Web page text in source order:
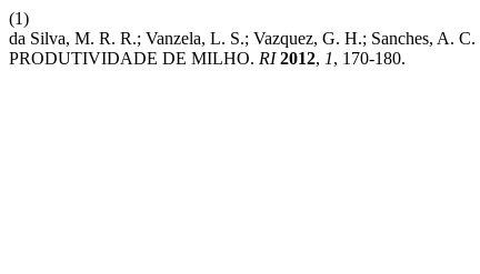
(1)
da Silva, M. R. R.; Vanzela, L. S.; Vazquez, G. H.; Sanches,
PRODUTIVIDADE DE MILHO. RI 2012, 1, 170-180.